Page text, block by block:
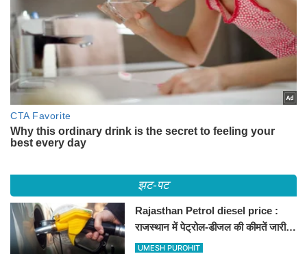
झट-पट
Rajasthan Petrol diesel price :
राजस्थान में पेट्रोल-डीजल की कीमतें जारी,
जानिए बीकानेर समेत पुरे प्रदेश में नए रेट
UMESH PUROHIT